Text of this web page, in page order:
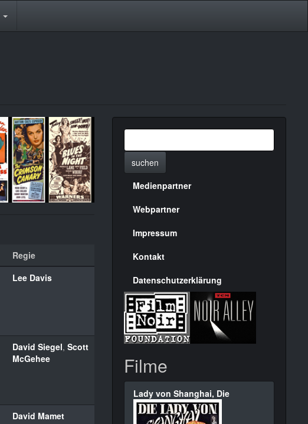
Regie
Lee Davis
David Siegel, Scott
McGehee
David Mamet
suchen
Menülinks
rechte
Seite
Medienpartner
Webpartner
Impressum
Kontakt
Datenschutzerklärung
Filme
Lady von Shanghai, Die